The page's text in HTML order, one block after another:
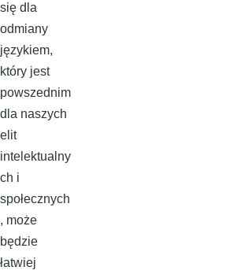
się dla
odmiany
językiem,
który jest
powszednim
dla naszych
elit
intelektualny
ch i
społecznych
, może
będzie
łatwiej